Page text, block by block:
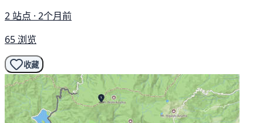
2 站点 · 2个月前
65 浏览
收藏